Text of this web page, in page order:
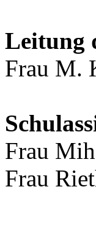
Leitung
Frau M.
Frau
Frau